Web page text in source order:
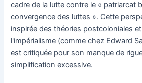
cadre de la lutte contre le « patriarcat
convergence des luttes ». Cette
inspirée des théories postcoloniales
l'impérialisme (comme chez Edward
est critiquée pour son manque de
simplification excessive.